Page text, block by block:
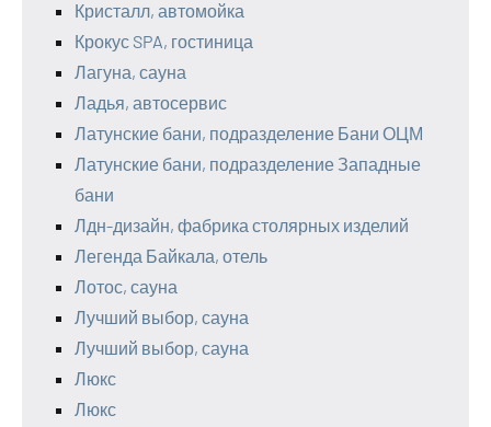
Кристалл, автомойка
Крокус SPA, гостиница
Лагуна, сауна
Ладья, автосервис
Латунские бани, подразделение Бани ОЦМ
Латунские бани, подразделение Западные
бани
Лдн-дизайн, фабрика столярных изделий
Легенда Байкала, отель
Лотос, сауна
Лучший выбор, сауна
Лучший выбор, сауна
Люкс
Люкс